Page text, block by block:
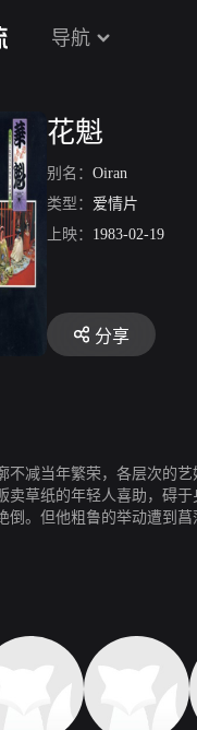
导航
花魁
别名： Oiran
类型： 爱情片
上映： 1983-02-19
分享
不减当年繁荣，各层次的
卖草纸的年轻人喜助，碍
倒。但他粗鲁的举动遭到